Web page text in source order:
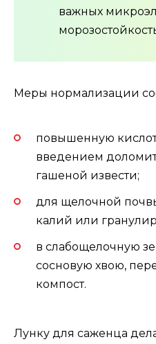
важных
Меры нормализации
повышенную
введением
гашеной извести;
для щелочной
калий или
в слабощелочную
сосновую хвою,
компост.
Лунку для саженца